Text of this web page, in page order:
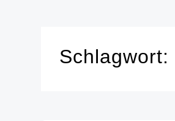
Schlagwort: